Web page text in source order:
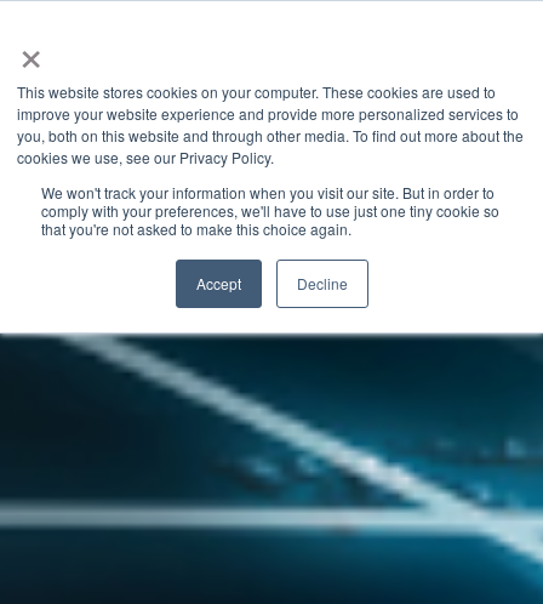
×
This website stores cookies on your computer. These cookies are used to
improve your website experience and provide more personalized services to
you, both on this website and through other media. To find out more about the
cookies we use, see our Privacy Policy.
We won't track your information when you visit our site. But in order to
comply with your preferences, we'll have to use just one tiny cookie so
that you're not asked to make this choice again.
Accept Decline
GRANITE RIVER LABS BLOG